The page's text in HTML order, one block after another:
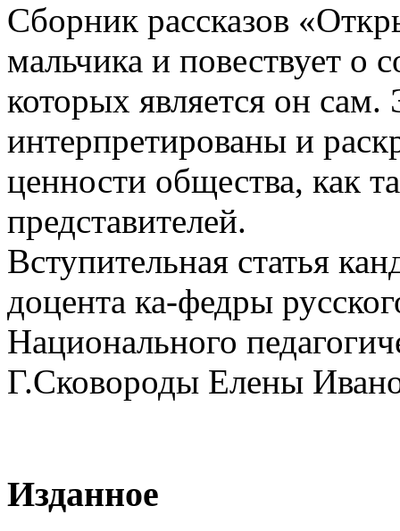
Сборник рассказов
мальчика и повествует о
которых является он
интерпретированы и
ценности общества, как
представителей.
Вступительная статья
доцента ка-федры
Национального
Г.Сковороды Елены
Изданное